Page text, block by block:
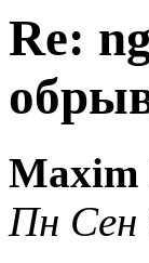
Re:
Maxim
Пн Сен